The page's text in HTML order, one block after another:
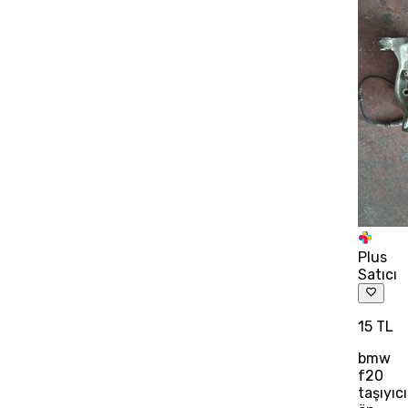
Plus
Satıcı
15 TL
bmw
f20
taşıyıcı